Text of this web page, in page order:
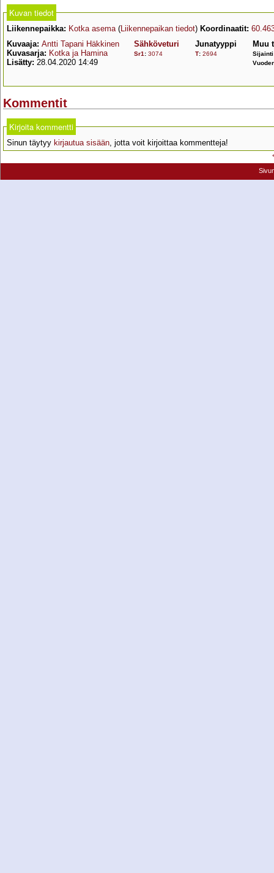
Kuvan tiedot
Liikennepaikka: Kotka asema(Liikennepaikan tiedot) Koordinaatit:
Kuvaaja: Antti Tapani Häkkinen
Kuvasarja: Kotka ja Hamina
Lisätty: 28.04.2020 14:49
Sähköveturi
Sr1 : 3074
Junatyyppi
T: 2694
Muu
Kommentit
Kirjoita kommentti
Sinun täytyy kirjautua sisään, jotta voit kirjoittaa kommentteja!